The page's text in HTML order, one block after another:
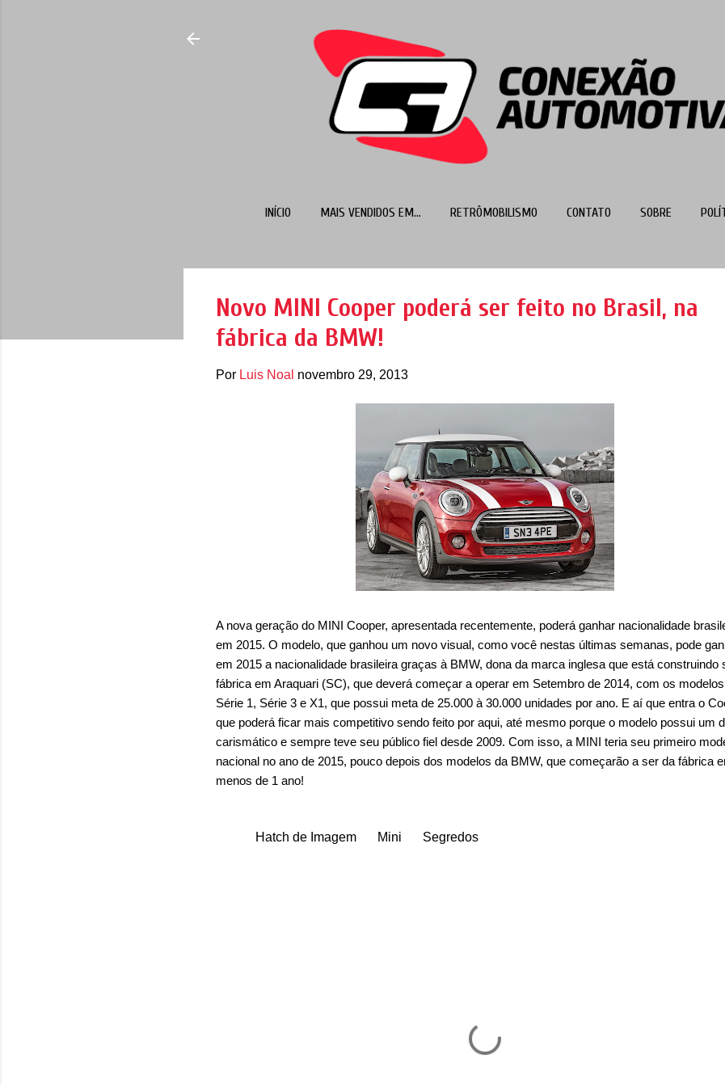
INÍCIO MAIS VENDIDOS EM... RETRÔMOBILISMO CONTATO SOBRE
Novo MINI Cooper poderá ser feito no Brasil, na
fábrica da BMW!
Por Luis Noal novembro 29, 2013
A nova geração do MINI Cooper, apresentada recentemente, poderá ganhar nacionalidade
em 2015. O modelo, que ganhou um novo visual, como você nestas últimas semanas, pode
em 2015 a nacionalidade brasileira graças à BMW, dona da marca inglesa que está construindo
fábrica em Araquari (SC), que deverá começar a operar em Setembro de 2014, com os modelos
Série 1, Série 3 e X1, que possui meta de 25.000 à 30.000 unidades por ano. E aí que entra o
que poderá ficar mais competitivo sendo feito por aqui, até mesmo porque o modelo possui um
carismático e sempre teve seu público fiel desde 2009. Com isso, a MINI teria seu primeiro
nacional no ano de 2015, pouco depois dos modelos da BMW, que começarão a ser da fábrica
menos de 1 ano!
Hatch de Imagem Mini Segredos